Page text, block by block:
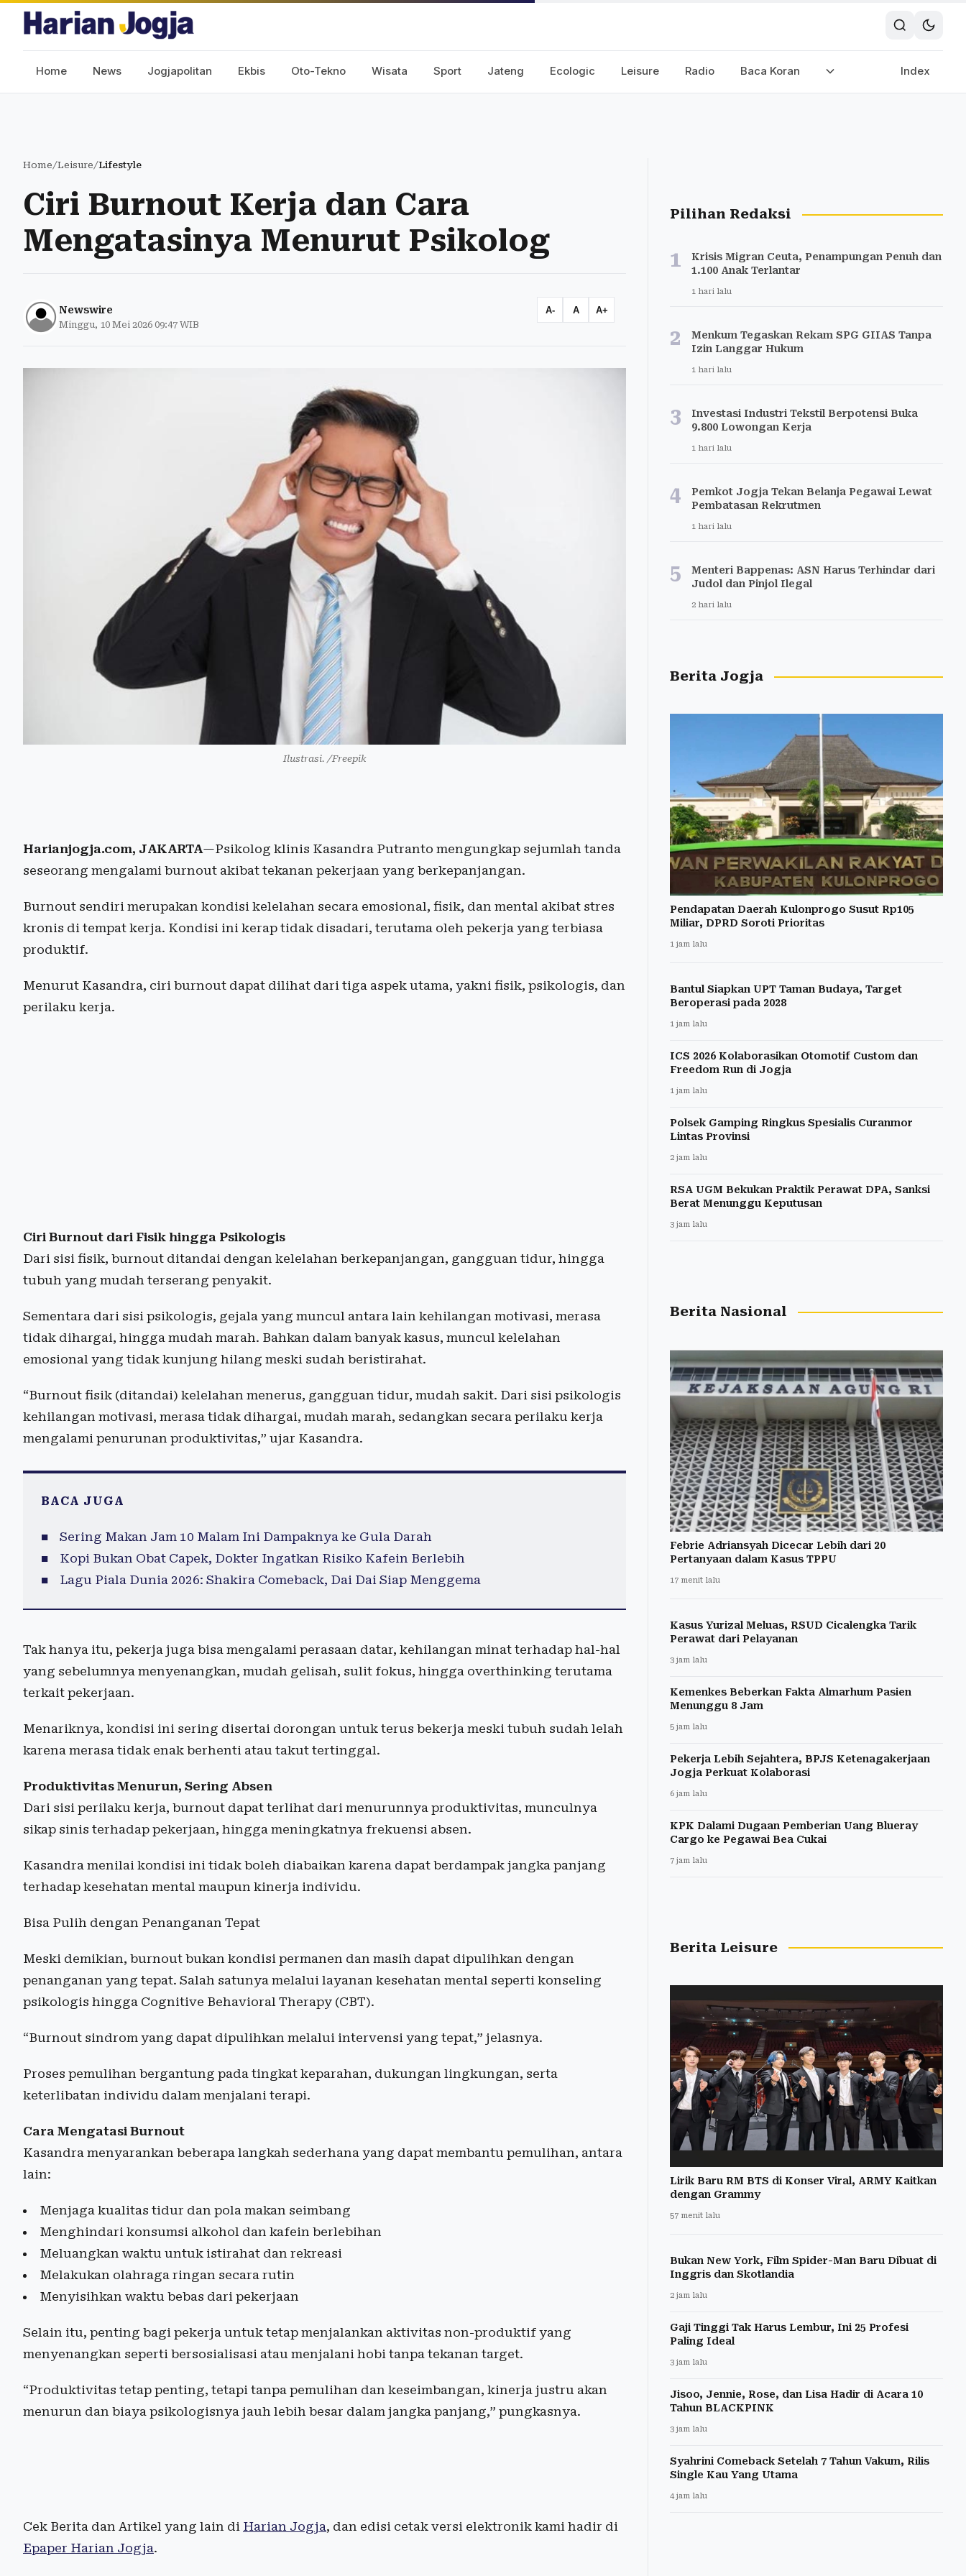
Home News Jogjapolitan Ekbis Oto-Tekno Wisata Sport Jateng Ecologic Leisure Radio Baca Koran Index
Home/Leisure/Lifestyle
Ciri Burnout Kerja dan Cara
Mengatasinya Menurut Psikolog
Newswire
Minggu, 10 Mei 2026 09:47 WIB
A- A A+
Ilustrasi. /Freepik
Harianjogja.com, JAKARTA—Psikolog klinis Kasandra Putranto mengungkap sejumlah tanda
seseorang mengalami burnout akibat tekanan pekerjaan yang berkepanjangan.
Burnout sendiri merupakan kondisi kelelahan secara emosional, fisik, dan mental akibat stres
kronis di tempat kerja. Kondisi ini kerap tidak disadari, terutama oleh pekerja yang terbiasa
produktif.
Menurut Kasandra, ciri burnout dapat dilihat dari tiga aspek utama, yakni fisik, psikologis, dan
perilaku kerja.
Ciri Burnout dari Fisik hingga Psikologis
Dari sisi fisik, burnout ditandai dengan kelelahan berkepanjangan, gangguan tidur, hingga
tubuh yang mudah terserang penyakit.
Sementara dari sisi psikologis, gejala yang muncul antara lain kehilangan motivasi, merasa
tidak dihargai, hingga mudah marah. Bahkan dalam banyak kasus, muncul kelelahan
emosional yang tidak kunjung hilang meski sudah beristirahat.
“Burnout fisik (ditandai) kelelahan menerus, gangguan tidur, mudah sakit. Dari sisi psikologis
kehilangan motivasi, merasa tidak dihargai, mudah marah, sedangkan secara perilaku kerja
mengalami penurunan produktivitas,” ujar Kasandra.
BACA JUGA
Sering Makan Jam 10 Malam Ini Dampaknya ke Gula Darah
Kopi Bukan Obat Capek, Dokter Ingatkan Risiko Kafein Berlebih
Lagu Piala Dunia 2026: Shakira Comeback, Dai Dai Siap Menggema
Tak hanya itu, pekerja juga bisa mengalami perasaan datar, kehilangan minat terhadap hal-hal
yang sebelumnya menyenangkan, mudah gelisah, sulit fokus, hingga overthinking terutama
terkait pekerjaan.
Menariknya, kondisi ini sering disertai dorongan untuk terus bekerja meski tubuh sudah lelah
karena merasa tidak enak berhenti atau takut tertinggal.
Produktivitas Menurun, Sering Absen
Dari sisi perilaku kerja, burnout dapat terlihat dari menurunnya produktivitas, munculnya
sikap sinis terhadap pekerjaan, hingga meningkatnya frekuensi absen.
Kasandra menilai kondisi ini tidak boleh diabaikan karena dapat berdampak jangka panjang
terhadap kesehatan mental maupun kinerja individu.
Bisa Pulih dengan Penanganan Tepat
Meski demikian, burnout bukan kondisi permanen dan masih dapat dipulihkan dengan
penanganan yang tepat. Salah satunya melalui layanan kesehatan mental seperti konseling
psikologis hingga Cognitive Behavioral Therapy (CBT).
“Burnout sindrom yang dapat dipulihkan melalui intervensi yang tepat,” jelasnya.
Proses pemulihan bergantung pada tingkat keparahan, dukungan lingkungan, serta
keterlibatan individu dalam menjalani terapi.
Cara Mengatasi Burnout
Kasandra menyarankan beberapa langkah sederhana yang dapat membantu pemulihan, antara
lain:
Menjaga kualitas tidur dan pola makan seimbang
Menghindari konsumsi alkohol dan kafein berlebihan
Meluangkan waktu untuk istirahat dan rekreasi
Melakukan olahraga ringan secara rutin
Menyisihkan waktu bebas dari pekerjaan
Selain itu, penting bagi pekerja untuk tetap menjalankan aktivitas non-produktif yang
menyenangkan seperti bersosialisasi atau menjalani hobi tanpa tekanan target.
“Produktivitas tetap penting, tetapi tanpa pemulihan dan keseimbangan, kinerja justru akan
menurun dan biaya psikologisnya jauh lebih besar dalam jangka panjang,” pungkasnya.
Cek Berita dan Artikel yang lain di Harian Jogja, dan edisi cetak versi elektronik kami hadir di
Epaper Harian Jogja.
Pilihan Redaksi
1
Krisis Migran Ceuta, Penampungan Penuh dan
1.100 Anak Terlantar
1 hari lalu
2
Menkum Tegaskan Rekam SPG GIIAS Tanpa
Izin Langgar Hukum
1 hari lalu
3
Investasi Industri Tekstil Berpotensi Buka
9.800 Lowongan Kerja
1 hari lalu
4
Pemkot Jogja Tekan Belanja Pegawai Lewat
Pembatasan Rekrutmen
1 hari lalu
5
Menteri Bappenas: ASN Harus Terhindar dari
Judol dan Pinjol Ilegal
2 hari lalu
Berita Jogja
Pendapatan Daerah Kulonprogo Susut Rp105
Miliar, DPRD Soroti Prioritas
1 jam lalu
Bantul Siapkan UPT Taman Budaya, Target
Beroperasi pada 2028
1 jam lalu
ICS 2026 Kolaborasikan Otomotif Custom dan
Freedom Run di Jogja
1 jam lalu
Polsek Gamping Ringkus Spesialis Curanmor
Lintas Provinsi
2 jam lalu
RSA UGM Bekukan Praktik Perawat DPA, Sanksi
Berat Menunggu Keputusan
3 jam lalu
Berita Nasional
Febrie Adriansyah Dicecar Lebih dari 20
Pertanyaan dalam Kasus TPPU
17 menit lalu
Kasus Yurizal Meluas, RSUD Cicalengka Tarik
Perawat dari Pelayanan
3 jam lalu
Kemenkes Beberkan Fakta Almarhum Pasien
Menunggu 8 Jam
5 jam lalu
Pekerja Lebih Sejahtera, BPJS Ketenagakerjaan
Jogja Perkuat Kolaborasi
6 jam lalu
KPK Dalami Dugaan Pemberian Uang Blueray
Cargo ke Pegawai Bea Cukai
7 jam lalu
Berita Leisure
Lirik Baru RM BTS di Konser Viral, ARMY Kaitkan
dengan Grammy
57 menit lalu
Bukan New York, Film Spider-Man Baru Dibuat di
Inggris dan Skotlandia
2 jam lalu
Gaji Tinggi Tak Harus Lembur, Ini 25 Profesi
Paling Ideal
3 jam lalu
Jisoo, Jennie, Rose, dan Lisa Hadir di Acara 10
Tahun BLACKPINK
3 jam lalu
Syahrini Comeback Setelah 7 Tahun Vakum, Rilis
Single Kau Yang Utama
4 jam lalu